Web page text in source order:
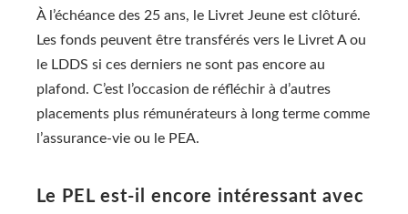
À l’échéance des 25 ans, le Livret Jeune est clôturé.
Les fonds peuvent être transférés vers le Livret A ou
le LDDS si ces derniers ne sont pas encore au
plafond. C’est l’occasion de réfléchir à d’autres
placements plus rémunérateurs à long terme comme
l’assurance-vie ou le PEA.
Le PEL est-il encore intéressant avec